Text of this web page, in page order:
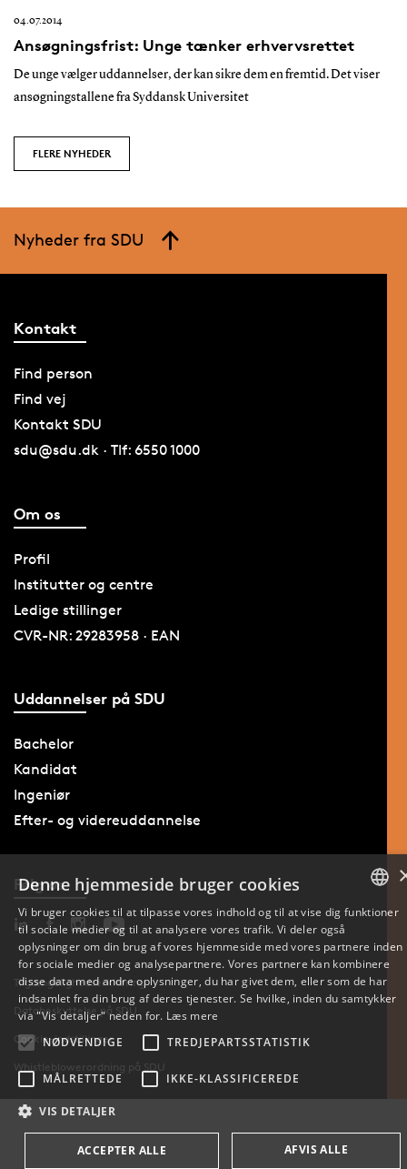
04.07.2014
Ansøgningsfrist: Unge tænker erhvervsrettet
De unge vælger uddannelser, der kan sikre dem en fremtid. Det viser
ansøgningstallene fra Syddansk Universitet
FLERE NYHEDER
Nyheder fra SDU
Kontakt
Find person
Find vej
Kontakt SDU
sdu@sdu.dk · Tlf: 6550 1000
Om os
Profil
Institutter og centre
Ledige stillinger
CVR-NR: 29283958 · EAN
Uddannelser på SDU
Bachelor
Kandidat
Ingeniør
Efter- og videreuddannelse
Følg os
Tilgængelighedserklæring
Databeskyttelse på SDU
Cookie-indstillinger
Whistleblowerordning på SDU
ENGLISH
Denne hjemmeside bruger cookies
Vi bruger cookies til at tilpasse vores indhold og til at vise dig funktioner
til sociale medier og til at analysere vores trafik. Vi deler også
oplysninger om din brug af vores hjemmeside med vores partnere inden
for sociale medier og analysepartnere. Vores partnere kan kombinere
disse data med andre oplysninger, du har givet dem, eller som de har
indsamlet fra din brug af deres tjenester. Se hvilke, inden du samtykker
via "Vis detaljer" neden for. Læs mere
NØDVENDIGE
TREDJEPARTSSTATISTIK
MÅLRETTEDE IKKE-KLASSIFICEREDE
VIS DETALJER
ACCEPTER ALLE AFVIS ALLE